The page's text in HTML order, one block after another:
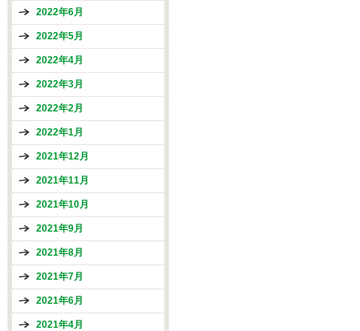
2022年6月
2022年5月
2022年4月
2022年3月
2022年2月
2022年1月
2021年12月
2021年11月
2021年10月
2021年9月
2021年8月
2021年7月
2021年6月
2021年4月